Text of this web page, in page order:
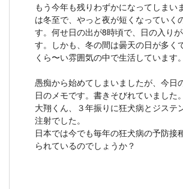
もう今年も残りわずかになってしまい
は冬至で、やっと夜が短くなっていく
す。何せ日の出が8時頃で、日の入り
す。しかも、冬の間は曇天の日が多く
くら〜い雰囲気の中で生活しています。
愚痴から始めてしまいましたが、今日
日のメモです。書きそびれていました。
大翔くん、３年振りに狂犬病とジステ
注射でした。
日本では今でも毎年の狂犬病の予防接
られているのでしょうか？